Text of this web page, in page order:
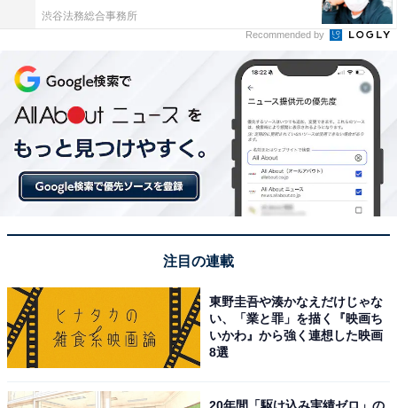
渋谷法務総合事務所
Recommended by
注目の連載
東野圭吾や湊かなえだけじゃな
い、「業と罪」を描く『映画ち
いかわ』から強く連想した映画
8選